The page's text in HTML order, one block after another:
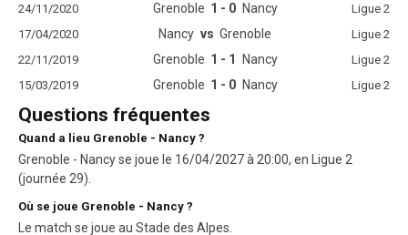
24/11/2020
Grenoble 1 - 0 Nancy
Ligue 2
17/04/2020
Nancy vs Grenoble
Ligue 2
22/11/2019
Grenoble 1 - 1 Nancy
Ligue 2
15/03/2019
Grenoble 1 - 0 Nancy Ligue 2
Questions fréquentes
Quand a lieu Grenoble - Nancy ?
Grenoble - Nancy se joue le 16/04/2027 à 20:00, en Ligue 2
(journée 29).
Où se joue Grenoble - Nancy ?
Le match se joue au Stade des Alpes.